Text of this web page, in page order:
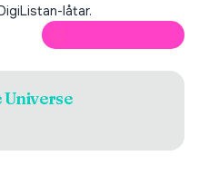
låtar.